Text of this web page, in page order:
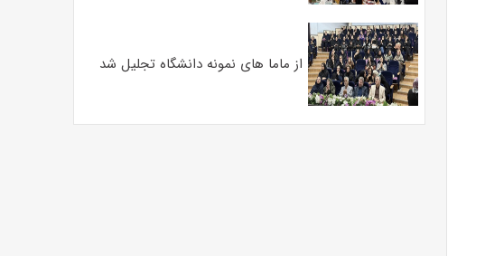
از ماما های نمونه دانشگاه تجلیل شد